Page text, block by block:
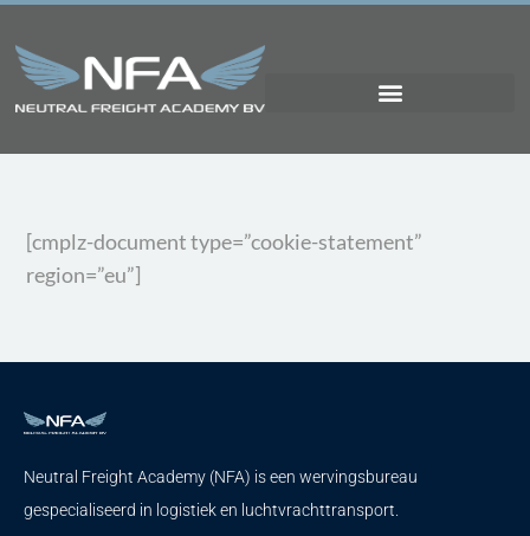
[cmplz-document type=”cookie-statement”
region=”eu”]
Neutral Freight Academy (NFA) is een wervingsbureau
gespecialiseerd in logistiek en luchtvrachttransport.